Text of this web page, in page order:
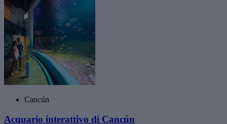
Cancún
Acquario interattivo di Cancún